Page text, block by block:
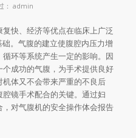
： admin
快、经济等优点在临床上广泛
。气腹的建立使腹腔内压力增
环等系统产生一定的影响。因
成功的气腹，为手术提供良好
体又不会带来严重的不良后
镜手术配合的关键。通过妇
对气腹机的安全操作体会报告